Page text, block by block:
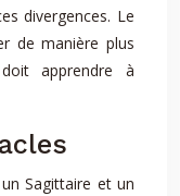
divergences. Le
de manière plus
apprendre à
Sagittaire et un